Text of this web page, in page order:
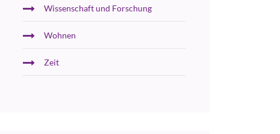
Wissenschaft und Forschung
Wohnen
Zeit